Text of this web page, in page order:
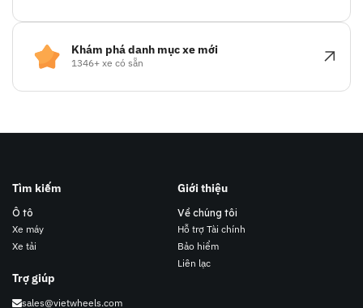
Khám phá danh mục xe mới
1346+ xe có sẵn
Tìm kiếm
Ô tô
Xe máy
Xe tải
Giới thiệu
Về chúng tôi
Hỗ trợ Tài chính
Bảo hiểm
Liên lạc
Trợ giúp
sales@vietwheels.com